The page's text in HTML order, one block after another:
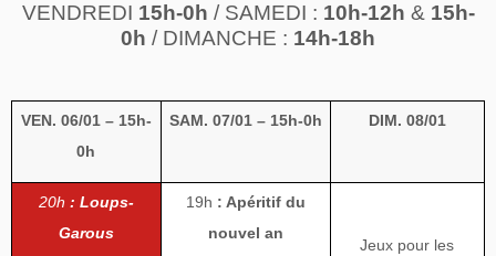
VENDREDI 15h-0h / SAMEDI : 10h-12h & 15h-
0h / DIMANCHE : 14h-18h
VEN. 06/01 – 15h-
0h
SAM. 07/01 – 15h-0h DIM. 08/01
20h : Loups-
Garous
19h : Apéritif du
nouvel an
Jeux pour les